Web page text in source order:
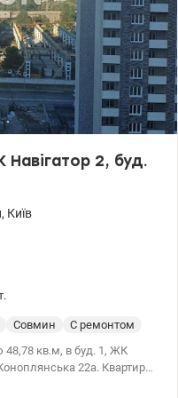
2, буд.
, Київ
Совмин
С ремонтом
48,78 кв.м, в буд. 1, ЖК
22а. Квартира